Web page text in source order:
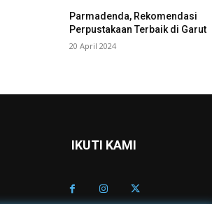
Parmadenda, Rekomendasi
Perpustakaan Terbaik di Garut
20 April 2024
IKUTI KAMI